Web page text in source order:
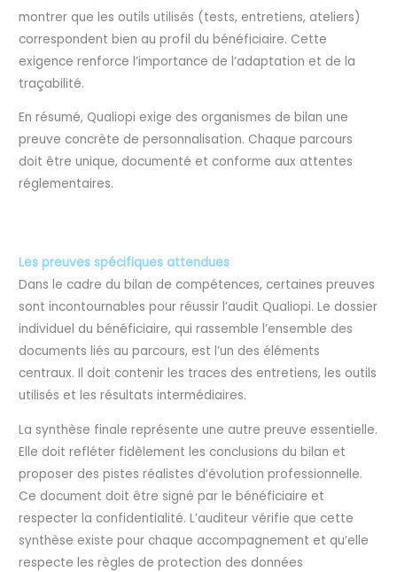
montrer que les outils utilisés (tests, entretiens, ateliers)
correspondent bien au profil du bénéficiaire. Cette
exigence renforce l’importance de l’adaptation et de la
traçabilité.
En résumé, Qualiopi exige des organismes de bilan une
preuve concrète de personnalisation. Chaque parcours
doit être unique, documenté et conforme aux attentes
réglementaires.
Les preuves spécifiques attendues
Dans le cadre du bilan de compétences, certaines preuves
sont incontournables pour réussir l’audit Qualiopi. Le dossier
individuel du bénéficiaire, qui rassemble l’ensemble des
documents liés au parcours, est l’un des éléments
centraux. Il doit contenir les traces des entretiens, les outils
utilisés et les résultats intermédiaires.
La synthèse finale représente une autre preuve essentielle.
Elle doit refléter fidèlement les conclusions du bilan et
proposer des pistes réalistes d’évolution professionnelle.
Ce document doit être signé par le bénéficiaire et
respecter la confidentialité. L’auditeur vérifie que cette
synthèse existe pour chaque accompagnement et qu’elle
respecte les règles de protection des données